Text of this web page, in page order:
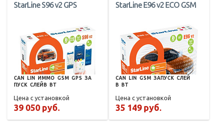
StarLine S96 v2 GPS
CAN LIN ИММО GSM GPS ЗА
ПУСК СЛЕЙВ BT
Цена с установкой
39 050 руб.
StarLine E96 v2 ECO GSM
CAN LIN GSM ЗАПУСК СЛЕЙ
В
BT
Цена с установкой
35 149 руб.